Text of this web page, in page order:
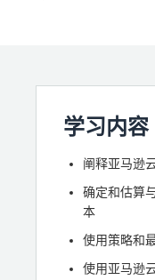
学习内容
阐释亚马逊
确定和估算
本
使用策略和
使用亚马逊